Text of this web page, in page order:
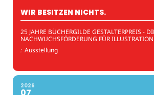
WIR BESITZEN NICHTS.
25 JAHRE BÜCHERGILDE GESTALTERPREIS -
NACHWUCHSFÖRDERUNG FÜR ILLUSTRATION
: Ausstellung
2026
07